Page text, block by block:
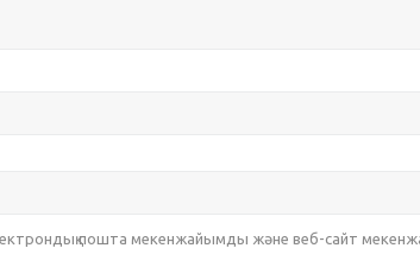
пошта мекенжайымды және веб-сайт